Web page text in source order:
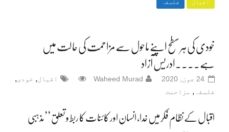
اقبال فلسفہ
خودی کی ہر سطح اپنے ماحول سے مزاحمت کی حالت میں
ہے۔۔۔۔ادریس آزاد
24 جون, 2020 Waheed Murad اقبال, خودی,
فلسفہ , مزاحمت
اقبال کے نظام فکر میں خدا، انسان اور کائنات کا ربط و تعلق ’’مذہبی